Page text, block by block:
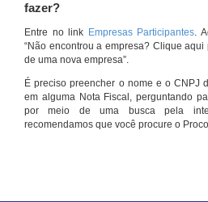
fazer?
Entre no link Empresas Participantes.
“Não encontrou a empresa? Clique
de uma nova empresa”.
É preciso preencher o nome e o CNPJ
em alguma Nota Fiscal, perguntando
por meio de uma busca pela
recomendamos que você procure o